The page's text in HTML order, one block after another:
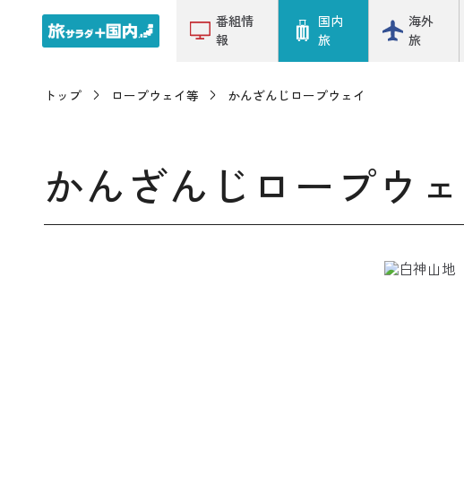
番組情
報
国内
旅
海外
旅
トップ ロープウェイ等 かんざんじロープウェイ
かんざんじロープウ